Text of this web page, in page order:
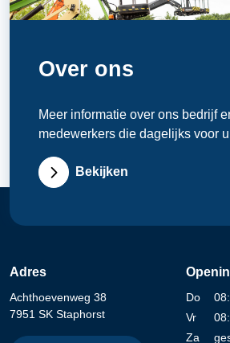
Over ons
Meer informatie over ons bedrijf
medewerkers die dagelijks voor
Bekijken
Adres
Achthoevenweg 38
7951 SK Staphorst
Do
Vr
Za